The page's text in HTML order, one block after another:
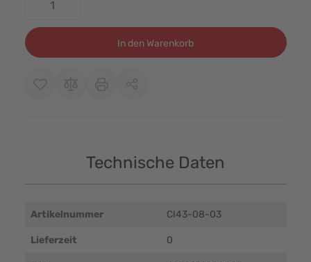
In den Warenkorb
Technische Daten
Artikelnummer CI43-08-03
Lieferzeit 0